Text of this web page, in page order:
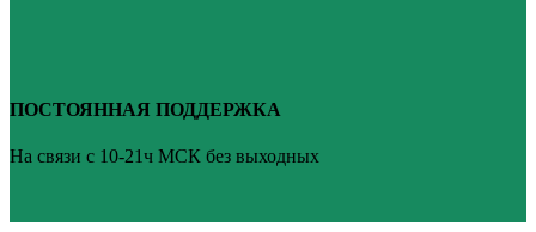
ПОСТОЯННАЯ ПОДДЕРЖКА
На связи с 10-21ч МСК без выходных